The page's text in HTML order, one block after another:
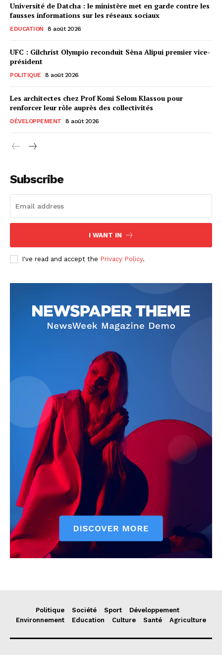
Université de Datcha : le ministère met en garde contre les
fausses informations sur les réseaux sociaux
EDUCATION 8 août 2026
UFC : Gilchrist Olympio reconduit Sèna Alipui premier vice-
président
POLITIQUE 8 août 2026
Les architectes chez Prof Komi Selom Klassou pour
renforcer leur rôle auprès des collectivités
DÉVELOPPEMENT 8 août 2026
Subscribe
I WANT IN
I've read and accept the Privacy Policy.
Politique Société Sport
Développement
Environnement
Education Culture Santé Agriculture